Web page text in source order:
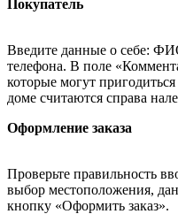
Покупатель
Введите данные о себе:
телефона. В поле
которые могут
доме считаются справа
Оформление заказа
Проверьте правильность
выбор местоположения,
кнопку «Оформить заказ».